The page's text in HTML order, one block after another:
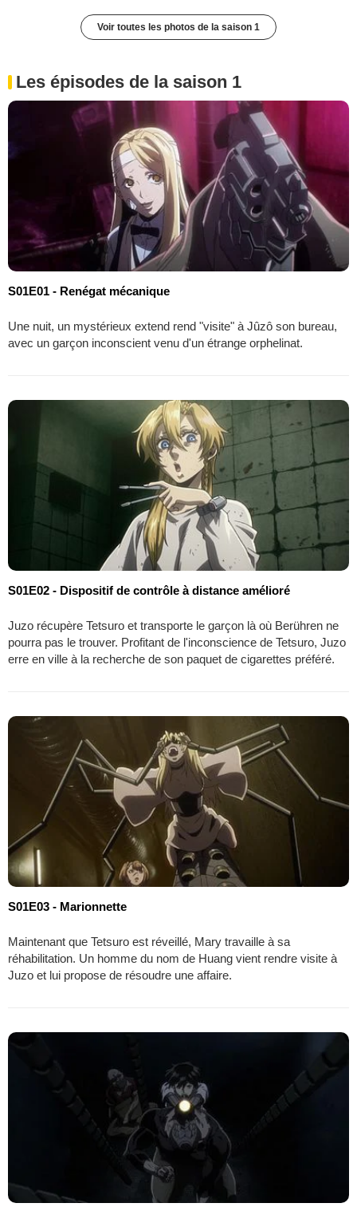
Voir toutes les photos de la saison 1
Les épisodes de la saison 1
S01E01 - Renégat mécanique
Une nuit, un mystérieux extend rend "visite" à Jûzô son bureau,
avec un garçon inconscient venu d'un étrange orphelinat.
S01E02 - Dispositif de contrôle à distance amélioré
Juzo récupère Tetsuro et transporte le garçon là où Berühren ne
pourra pas le trouver. Profitant de l'inconscience de Tetsuro, Juzo
erre en ville à la recherche de son paquet de cigarettes préféré.
S01E03 - Marionnette
Maintenant que Tetsuro est réveillé, Mary travaille à sa
réhabilitation. Un homme du nom de Huang vient rendre visite à
Juzo et lui propose de résoudre une affaire.